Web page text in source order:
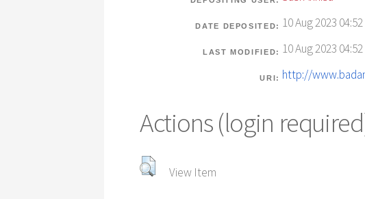
DATE DEPOSITED: 10 Aug 2023 04:52
LAST MODIFIED: 10 Aug 2023 04:52
URI: http://
Actions (login
View Item